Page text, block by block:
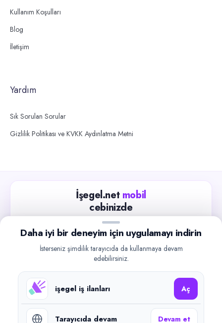
Kullanım Koşulları
Blog
İletişim
Yardım
Sık Sorulan Sorular
Gizlilik Politikası ve KVKK Aydınlatma Metni
İşegel.net mobil
cebinizde
Güncel iş ilanlarını takip edin, işverenlerle hızlıca
iletişime geçin.
Google Play
Daha iyi bir deneyim için uygulamayı indirin
İsterseniz şimdilik tarayıcıda da kullanmaya devam
edebilirsiniz.
işegel iş ilanları Aç
Tarayıcıda devam Devam et